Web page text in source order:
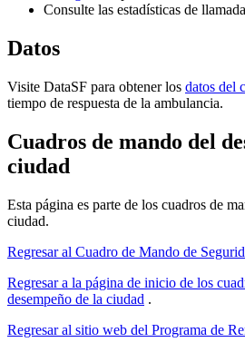
Consulte las estadísticas de
Datos
Visite DataSF para obtener los datos del
tiempo de respuesta de la ambulancia.
Cuadros de mando del
ciudad
Esta página es parte de los cuadros de
ciudad.
Regresar al Cuadro de Mando de
Regresar a la página de inicio de los
desempeño de la ciudad .
Regresar al sitio web del Programa de